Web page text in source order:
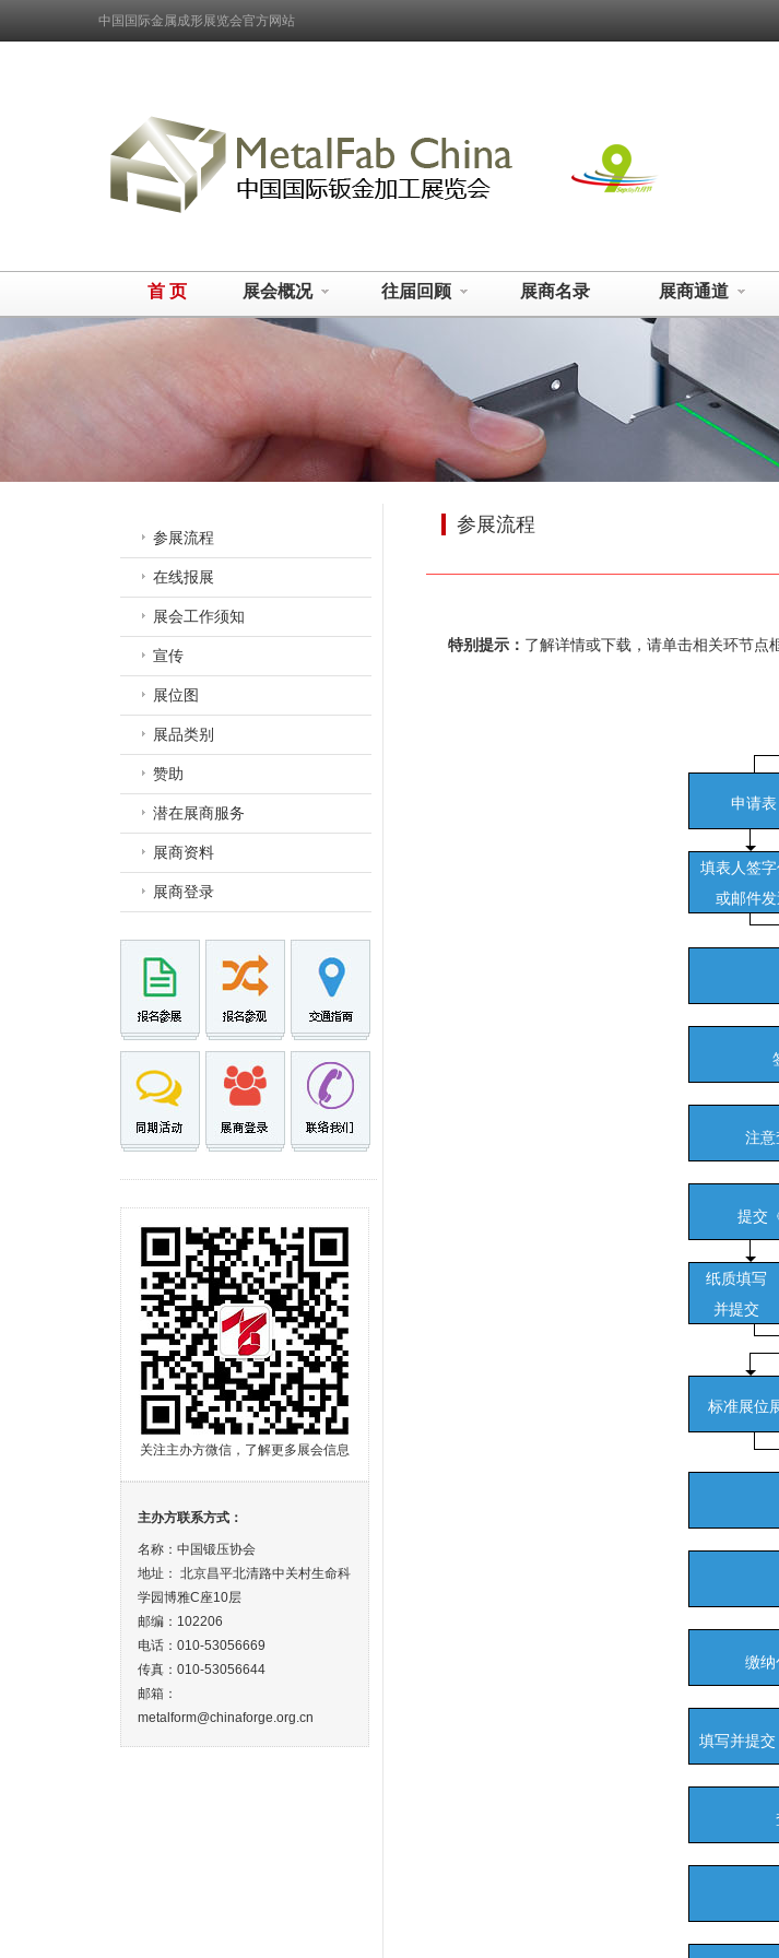
中国国际金属成形展览会官方网站
首 页 展会概况 往届回顾 展商名录 展商通道
参展流程
在线报展
展会工作须知
宣传
展位图
展品类别
赞助
潜在展商服务
展商资料
展商登录
关注主办方微信，了解更多展会信息
主办方联系方式：
名称：中国锻压协会
地址： 北京昌平北清路中关村生命科
学园博雅C座10层
邮编：102206
电话：010-53056669
传真：010-53056644
邮箱：
metalform@chinaforge.org.cn
参展流程
特别提示： 了解详情或下载，请单击相关环节点
申请表
填表人签
或邮件发
注意
提交
纸质填写
并提交
标准展位
缴纳
填写并提交